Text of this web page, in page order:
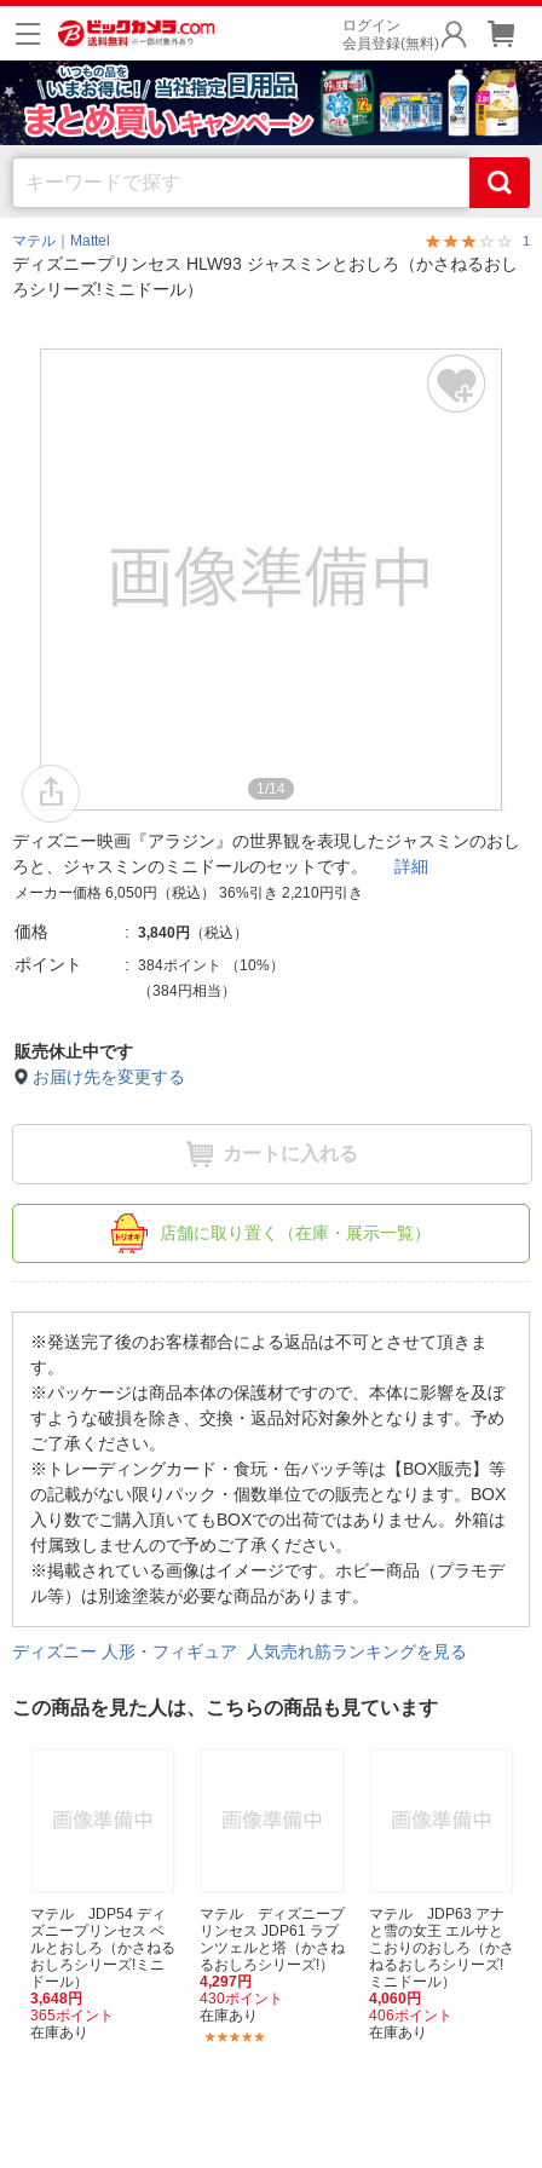
ログイン
会員登録(無料)
マテル｜Mattel 1
ディズニープリンセス HLW93 ジャスミンとおしろ（かさねるおし
ろシリーズ!ミニドール）
1/14
ディズニー映画『アラジン』の世界観を表現したジャスミンのおし
ろと、ジャスミンのミニドールのセットです。 詳細
メーカー価格 6,050円（税込） 36%引き 2,210円引き
価格 3,840円 （税込）
ポイント 384ポイント （ 10%）
（384円相当）
販売休止中です
お届け先を変更する
カートに入れる
店舗に取り置く（在庫・展示一覧）
※発送完了後のお客様都合による返品は不可とさせて頂きま
す。
※パッケージは商品本体の保護材ですので、本体に影響を及ぼ
すような破損を除き、交換・返品対応対象外となります。予め
ご了承ください。
※トレーディングカード・食玩・缶バッチ等は【BOX販売】等
の記載がない限りパック・個数単位での販売となります。BOX
入り数でご購入頂いてもBOXでの出荷ではありません。外箱は
付属致しませんので予めご了承ください。
※掲載されている画像はイメージです。ホビー商品（プラモデ
ル等）は別途塗装が必要な商品があります。
ディズニー 人形・フィギュア 人気売れ筋ランキングを見る
この商品を見た人は、こちらの商品も見ています
マテル JDP54 ディ
ズニープリンセス ベ
ルとおしろ（かさねる
おしろシリーズ!ミニ
ドール）
3,648円
365ポイント
在庫あり
マテル ディズニープ
リンセス JDP61 ラプ
ンツェルと塔（かさね
るおしろシリーズ!）
4,297円
430ポイント
在庫あり
マテル JDP63 アナ
と雪の女王 エルサと
こおりのおしろ（かさ
ねるおしろシリーズ!
ミニドール）
4,060円
406ポイント
在庫あり